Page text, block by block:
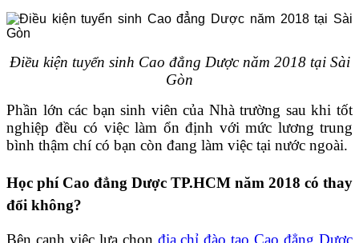
Điều kiện tuyển sinh Cao đẳng Dược năm 2018 tại Sài
Gòn
Phần lớn các bạn sinh viên của Nhà trường sau khi tốt
nghiệp đều có việc làm ổn định với mức lương trung
bình thậm chí có bạn còn đang làm việc tại nước ngoài.
Học phí Cao đẳng Dược TP.HCM năm 2018 có thay
đổi không?
Bên cạnh việc lựa chọn địa chỉ đào tạo Cao đẳng Dược